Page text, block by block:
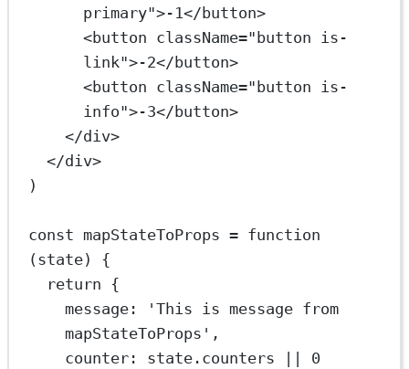
primary">-1</ button>
<button className="button is-
link">-2</ button>
<button className="button is-
info">-3</ button>
</div>
</div>
)
const mapStateToProps = function
(state) {
return {
message:
'This is message from
mapStateToProps' ,
counter: state.counters
0